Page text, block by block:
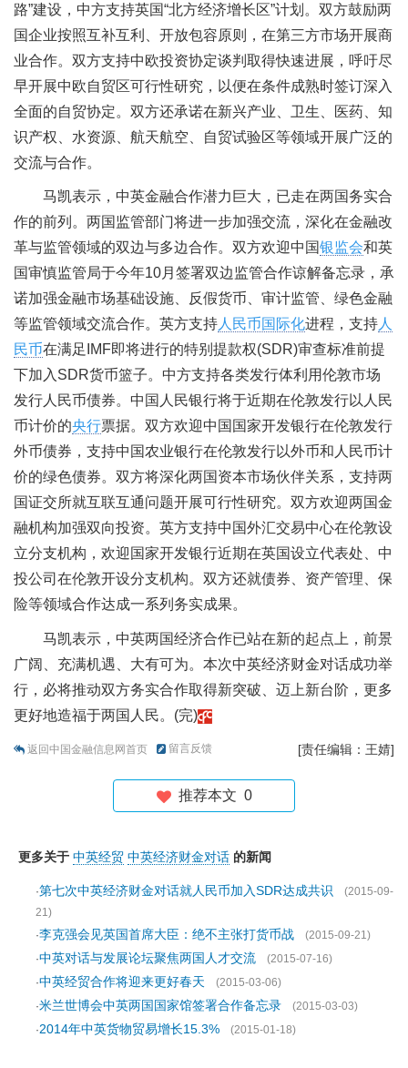
路”建设，中方支持英国“北方经济增长区”计划。双方鼓励两
国企业按照互补互利、开放包容原则，在第三方市场开展商
业合作。双方支持中欧投资协定谈判取得快速进展，呼吁尽
早开展中欧自贸区可行性研究，以便在条件成熟时签订深入
全面的自贸协定。双方还承诺在新兴产业、卫生、医药、知
识产权、水资源、航天航空、自贸试验区等领域开展广泛的
交流与合作。
马凯表示，中英金融合作潜力巨大，已走在两国务实合
作的前列。两国监管部门将进一步加强交流，深化在金融改
革与监管领域的双边与多边合作。双方欢迎中国银监会和英
国审慎监管局于今年10月签署双边监管合作谅解备忘录，承
诺加强金融市场基础设施、反假货币、审计监管、绿色金融
等监管领域交流合作。英方支持 人民币国际化进程，支持 人
民币在满足IMF即将进行的特别提款权(SDR)审查标准前提
下加入SDR货币篮子。中方支持各类发行体利用伦敦市场
发行人民币债券。中国人民银行将于近期在伦敦发行以人民
币计价的央行票据。双方欢迎中国国家开发银行在伦敦发行
外币债券，支持中国农业银行在伦敦发行以外币和人民币计
价的绿色债券。双方将深化两国资本市场伙伴关系，支持两
国证交所就互联互通问题开展可行性研究。双方欢迎两国金
融机构加强双向投资。英方支持中国外汇交易中心在伦敦设
立分支机构，欢迎国家开发银行近期在英国设立代表处、中
投公司在伦敦开设分支机构。双方还就债券、资产管理、保
险等领域合作达成一系列务实成果。
马凯表示，中英两国经济合作已站在新的起点上，前景
广阔、充满机遇、大有可为。本次中英经济财金对话成功举
行，必将推动双方务实合作取得新突破、迈上新台阶，更多
更好地造福于两国人民。(完)
返回中国金融信息网首页 留言反馈 [责任编辑：王婧]
推荐本文 0
更多关于 中英经贸 中英经济财金对话 的新闻
·第七次中英经济财金对话就人民币加入SDR达成共识
(2015-09-
21)
·李克强会见英国首席大臣：绝不主张打货币战
(2015-09-21)
·中英对话与发展论坛聚焦两国人才交流
(2015-07-16)
·中英经贸合作将迎来更好春天
(2015-03-06)
·米兰世博会中英两国国家馆签署合作备忘录
(2015-03-03)
·2014年中英货物贸易增长15.3% (2015-01-18)